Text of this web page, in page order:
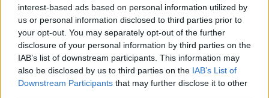
interest-based ads based on personal information utilized by
us or personal information disclosed to third parties prior to
your opt-out. You may separately opt-out of the further
disclosure of your personal information by third parties on the
IAB’s list of downstream participants. This information may
also be disclosed by us to third parties on the IAB’s List of
Downstream Participants that may further disclose it to other
CARE: Δέκα ξεχασμένες ανθρωπιστικές κρίσεις
του 2025 -Συγκρούσεις, εμφύλιοι, ξηρασία